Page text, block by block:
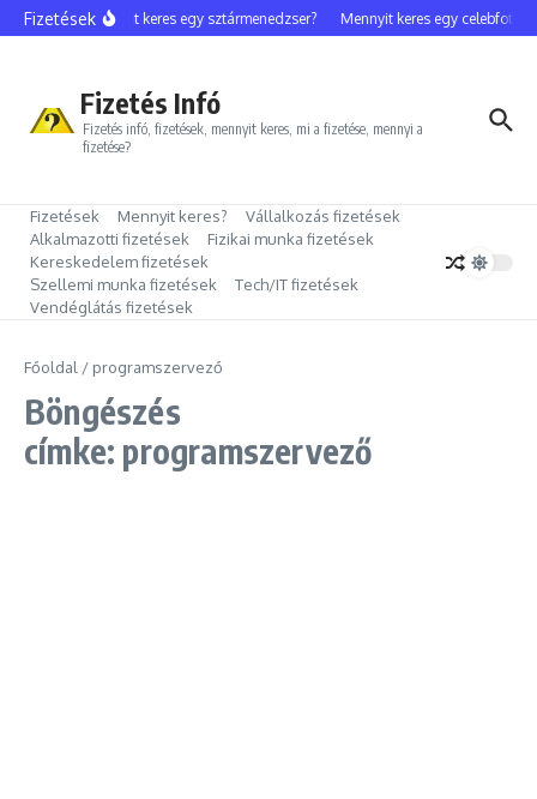
Ugrás a tartalomhoz
FizetésekMennyit keres egy sztármenedzser? Mennyit keres egy celebfotós?
Fizetés Infó
Fizetés infó, fizetések, mennyit keres, mi a fizetése, mennyi a
fizetése?
Fizetések Mennyit keres?
Vállalkozás fizetések
Alkalmazotti fizetések
Fizikai munka fizetések
Kereskedelem fizetések
Szellemi munka fizetések
Tech/IT fizetések
Vendéglátás fizetések
Főoldal / programszervező
Böngészés
címke: programszervező